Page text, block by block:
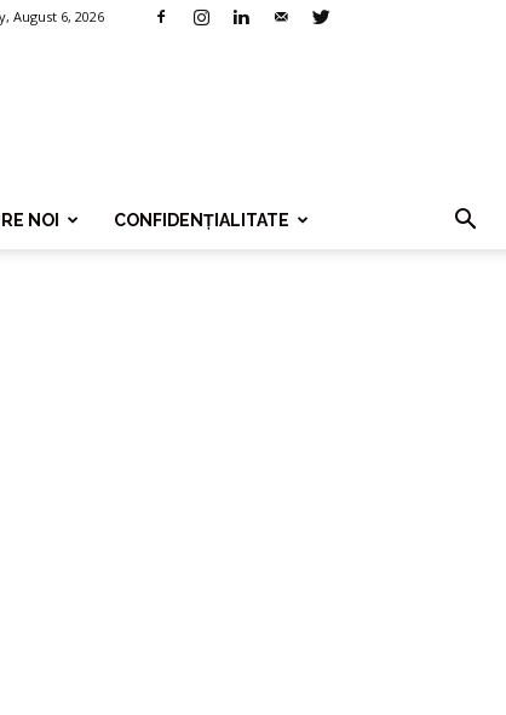
August 6, 2026
NOI CONFIDENȚIALITATE